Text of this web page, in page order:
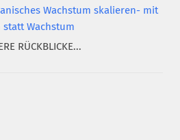
Wachstum skalieren- mit
statt Wachstum
RÜCKBLICKE...